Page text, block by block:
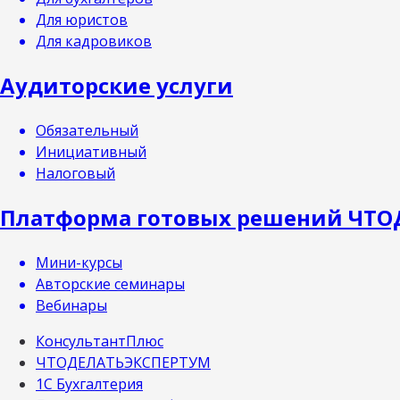
Для юристов
Для кадровиков
Аудиторские услуги
Обязательный
Инициативный
Налоговый
Платформа готовых решений
Мини-курсы
Авторские семинары
Вебинары
КонсультантПлюс
ЧТОДЕЛАТЬ​ЭКСПЕРТУМ
1С Бухгалтерия